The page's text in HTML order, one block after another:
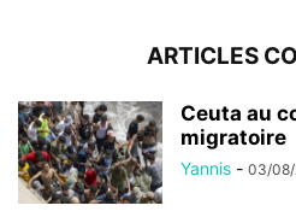
ARTICLES
Ceuta au
migratoire
Yannis - 03/